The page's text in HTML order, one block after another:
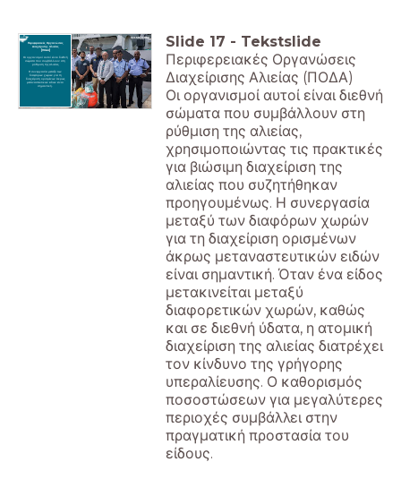
Περιφερειακές Οργανώσεις
Διαχείρισης Αλιείας
(ΠΟΔΑ)
Οι οργανισμοί αυτοί είναι διεθνή
σώματα που συμβάλλουν στη
ρύθμιση της αλιείας.
Η συνεργασία μεταξύ των
διαφόρων χωρών για τη
διαχείριση ορισμένων άκρως
μεταναστευτικών ειδών είναι
σημαντική.
Slide 17 - Tekstslide
Περιφερειακές Οργανώσεις
Διαχείρισης Αλιείας (ΠΟΔΑ)
Οι οργανισμοί αυτοί είναι διεθνή
σώματα που συμβάλλουν στη
ρύθμιση της αλιείας,
χρησιμοποιώντας τις πρακτικές
για βιώσιμη διαχείριση της
αλιείας που συζητήθηκαν
προηγουμένως. Η συνεργασία
μεταξύ των διαφόρων χωρών
για τη διαχείριση ορισμένων
άκρως μεταναστευτικών ειδών
είναι σημαντική. Όταν ένα είδος
μετακινείται μεταξύ
διαφορετικών χωρών, καθώς
και σε διεθνή ύδατα, η ατομική
διαχείριση της αλιείας διατρέχει
τον κίνδυνο της γρήγορης
υπεραλίευσης. Ο καθορισμός
ποσοστώσεων για μεγαλύτερες
περιοχές συμβάλλει στην
πραγματική προστασία του
είδους.